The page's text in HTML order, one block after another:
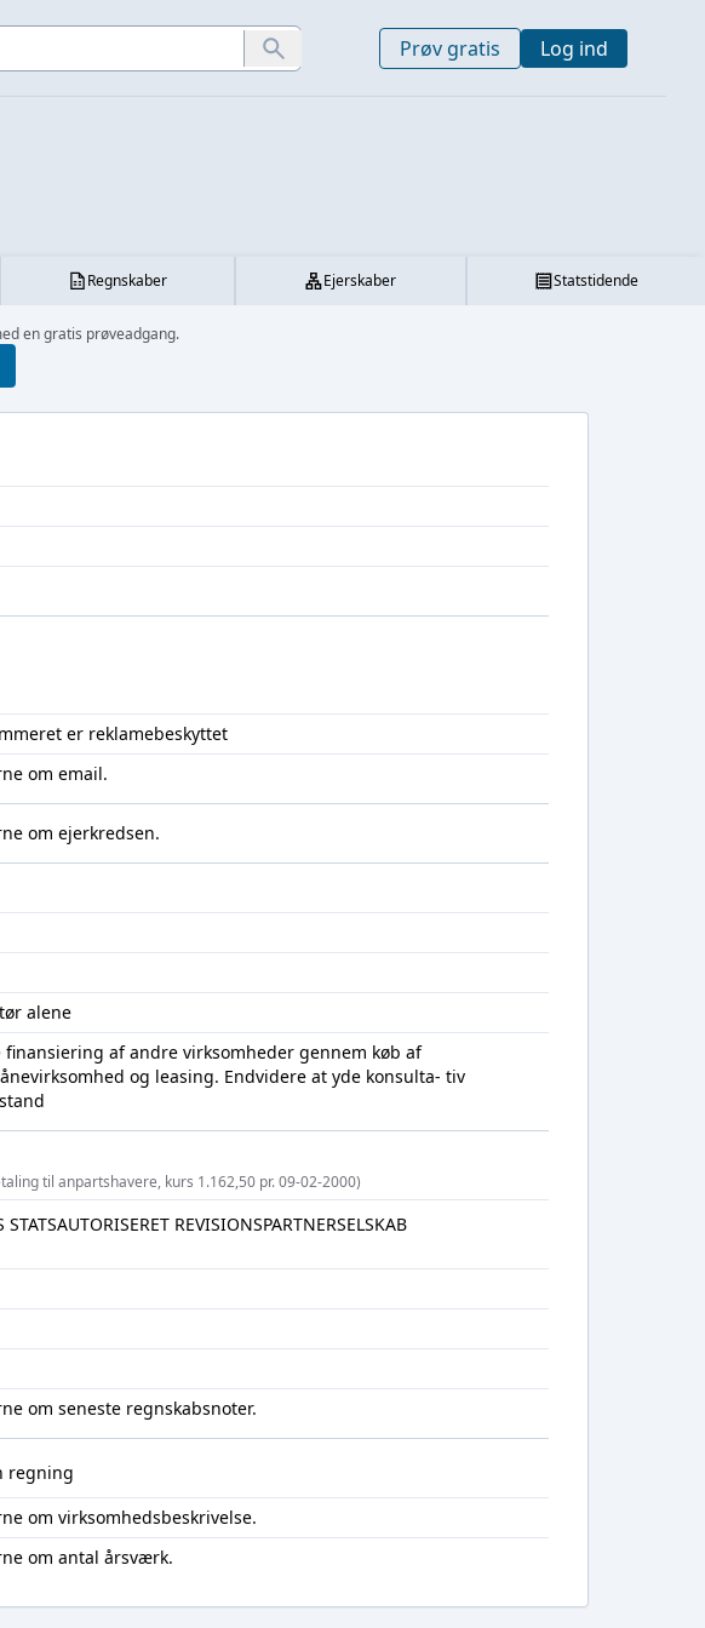
Prøv gratis Log ind
Regnskaber Ejerskaber Statstidende
en gratis prøveadgang.
er reklamebeskyttet
om email.
om ejerkredsen.
alene
af andre virksomheder gennem køb af
og leasing. Endvidere at yde konsulta- tiv
til anpartshavere, kurs 1.162,50 pr. 09-02-2000)
STATSAUTORISERET REVISIONSPARTNERSELSKAB
om seneste regnskabsnoter.
regning
om virksomhedsbeskrivelse.
om antal årsværk.